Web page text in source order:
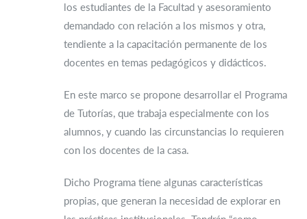
los estudiantes de la Facultad y asesoramiento
demandado con relación a los mismos y otra,
tendiente a la capacitación permanente de los
docentes en temas pedagógicos y didácticos.
En este marco se propone desarrollar el Programa
de Tutorías, que trabaja especialmente con los
alumnos, y cuando las circunstancias lo requieren
con los docentes de la casa.
Dicho Programa tiene algunas características
propias, que generan la necesidad de explorar en